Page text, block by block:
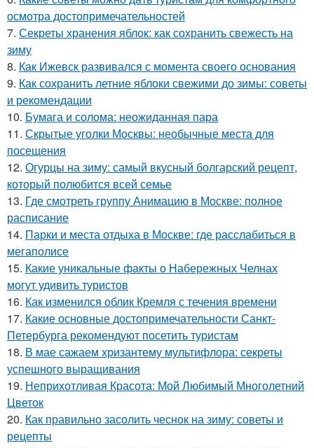
осмотра достопримечательностей
7. Секреты хранения яблок: как сохранить свежесть на
зиму
8. Как Ижевск развивался с момента своего основания
9. Как сохранить летние яблоки свежими до зимы: советы
и рекомендации
10. Бумага и солома: неожиданная пара
11. Скрытые уголки Москвы: необычные места для
посещения
12. Огурцы на зиму: самый вкусный болгарский рецепт,
который полюбится всей семье
13. Где смотреть группу Анимацию в Москве: полное
расписание
14. Парки и места отдыха в Москве: где расслабиться в
мегаполисе
15. Какие уникальные факты о Набережных Челнах
могут удивить туристов
16. Как изменился облик Кремля с течения времени
17. Какие основные достопримечательности Санкт-
Петербурга рекомендуют посетить туристам
18. В мае сажаем хризантему мультифлора: секреты
успешного выращивания
19. Неприхотливая Красота: Мой Любимый Многолетний
Цветок
20. Как правильно засолить чеснок на зиму: советы и
рецепты